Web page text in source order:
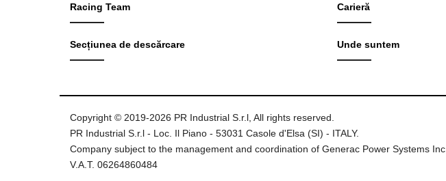
Racing Team
Secțiunea de descărcare
Carieră
Unde suntem
Copyright © 2019-2026 PR Industrial S.r.l, All rights reserved.
PR Industrial S.r.l - Loc. Il Piano - 53031 Casole d'Elsa (SI) - ITALY.
Company subject to the management and coordination of Generac Power Systems Inc.
V.A.T. 06264860484